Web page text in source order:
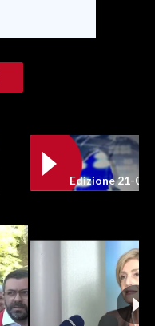
Edizione 21-05-